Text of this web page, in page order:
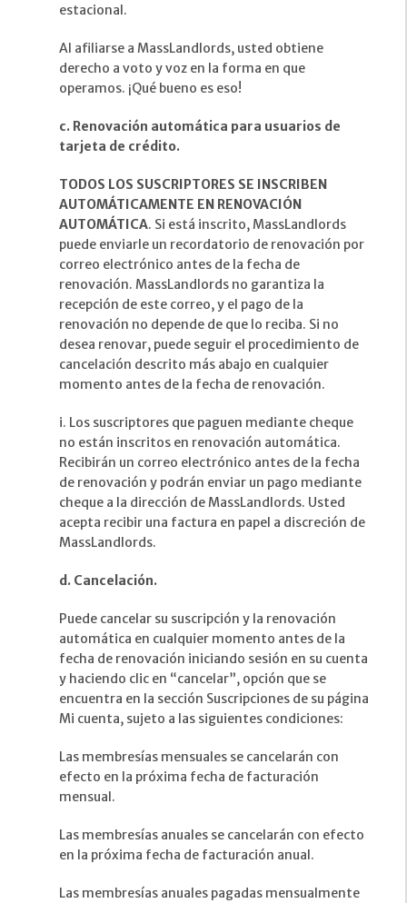
estacional.
Al afiliarse a MassLandlords, usted obtiene
derecho a voto y voz en la forma en que
operamos. ¡Qué bueno es eso!
c. Renovación automática para usuarios de
tarjeta de crédito.
TODOS LOS SUSCRIPTORES SE INSCRIBEN
AUTOMÁTICAMENTE EN RENOVACIÓN
AUTOMÁTICA. Si está inscrito, MassLandlords
puede enviarle un recordatorio de renovación por
correo electrónico antes de la fecha de
renovación. MassLandlords no garantiza la
recepción de este correo, y el pago de la
renovación no depende de que lo reciba. Si no
desea renovar, puede seguir el procedimiento de
cancelación descrito más abajo en cualquier
momento antes de la fecha de renovación.
i. Los suscriptores que paguen mediante cheque
no están inscritos en renovación automática.
Recibirán un correo electrónico antes de la fecha
de renovación y podrán enviar un pago mediante
cheque a la dirección de MassLandlords. Usted
acepta recibir una factura en papel a discreción de
MassLandlords.
d. Cancelación.
Puede cancelar su suscripción y la renovación
automática en cualquier momento antes de la
fecha de renovación iniciando sesión en su cuenta
y haciendo clic en “cancelar”, opción que se
encuentra en la sección Suscripciones de su página
Mi cuenta, sujeto a las siguientes condiciones:
Las membresías mensuales se cancelarán con
efecto en la próxima fecha de facturación
mensual.
Las membresías anuales se cancelarán con efecto
en la próxima fecha de facturación anual.
Las membresías anuales pagadas mensualmente